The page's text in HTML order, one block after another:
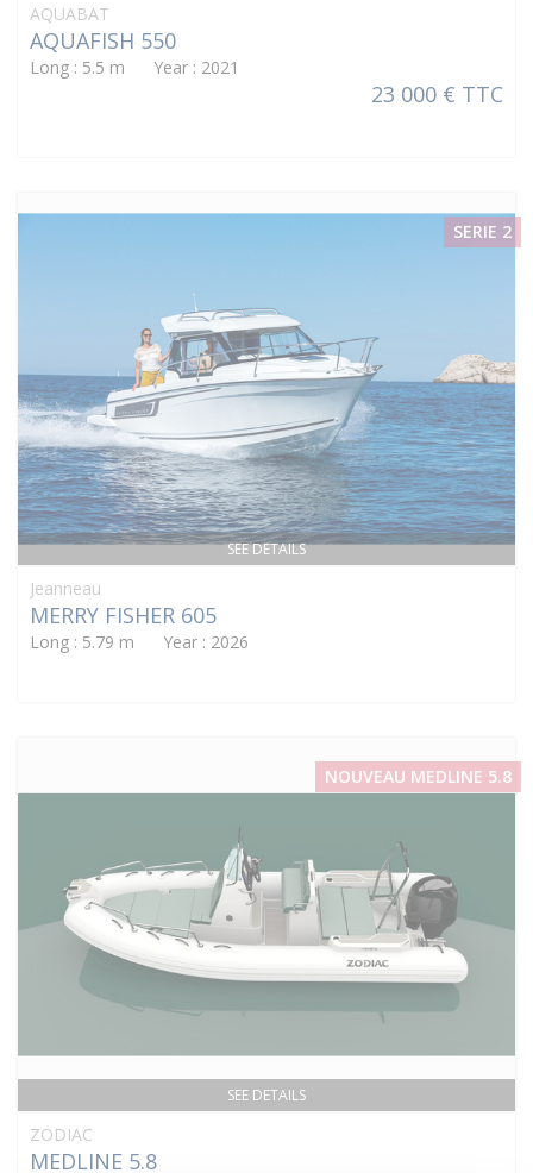
AQUABAT
AQUAFISH 550
Long : 5.5 m Year : 2021
23 000 € TTC
SEE DETAILS
SERIE 2
Jeanneau
MERRY FISHER 605
Long : 5.79 m Year : 2026
SEE DETAILS
NOUVEAU MEDLINE 5.8
ZODIAC
MEDLINE 5.8